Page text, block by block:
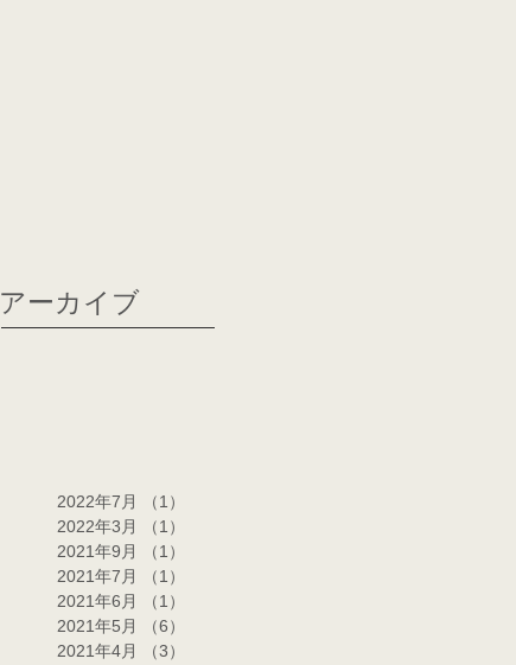
アーカイブ
2022年7月 （1）
2022年3月
（1）
2021年9月
（1）
2021年7月
（1）
2021年6月
（1）
2021年5月
（6）
2021年4月
（3）